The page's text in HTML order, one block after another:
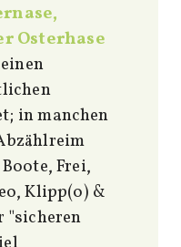
Osterhase
in manchen
Frei,
Klipp(o) &
"sicheren